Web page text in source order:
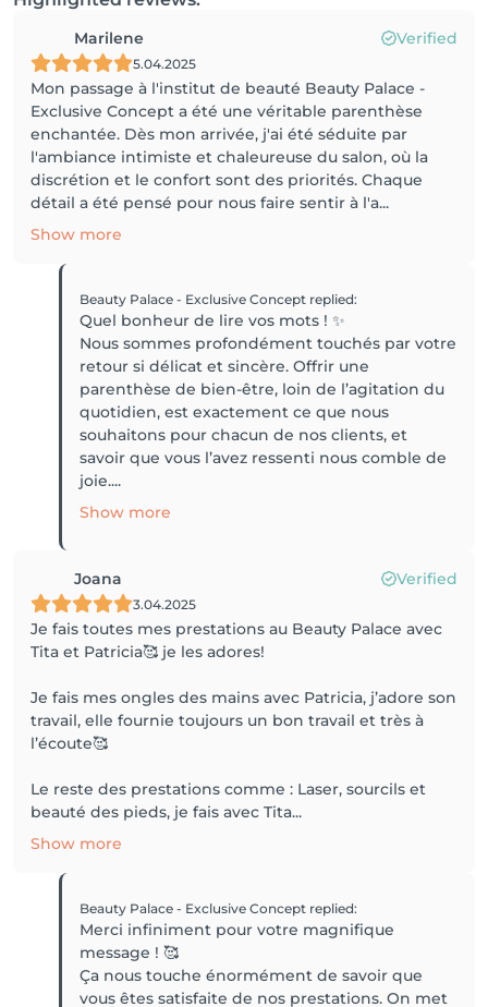
Marilene Verified
5.04.2025
Mon passage à l'institut de beauté Beauty Palace -
Exclusive Concept a été une véritable parenthèse
enchantée. Dès mon arrivée, j'ai été séduite par
l'ambiance intimiste et chaleureuse du salon, où la
discrétion et le confort sont des priorités. Chaque
détail a été pensé pour nous faire sentir à l'a...
Show more
Beauty Palace - Exclusive Concept replied:
Quel bonheur de lire vos mots ! ✨
Nous sommes profondément touchés par votre
retour si délicat et sincère. Offrir une
parenthèse de bien-être, loin de l’agitation du
quotidien, est exactement ce que nous
souhaitons pour chacun de nos clients, et
savoir que vous l’avez ressenti nous comble de
joie....
Show more
Joana Verified
3.04.2025
Je fais toutes mes prestations au Beauty Palace avec
Tita et Patricia🥰 je les adores!
Je fais mes ongles des mains avec Patricia, j’adore son
travail, elle fournie toujours un bon travail et très à
l’écoute🥰
Le reste des prestations comme : Laser, sourcils et
beauté des pieds, je fais avec Tita...
Show more
Beauty Palace - Exclusive Concept replied:
Merci infiniment pour votre magnifique
message ! 🥰
Ça nous touche énormément de savoir que
vous êtes satisfaite de nos prestations. On met